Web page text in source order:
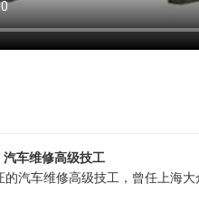
汽车维修高级技工